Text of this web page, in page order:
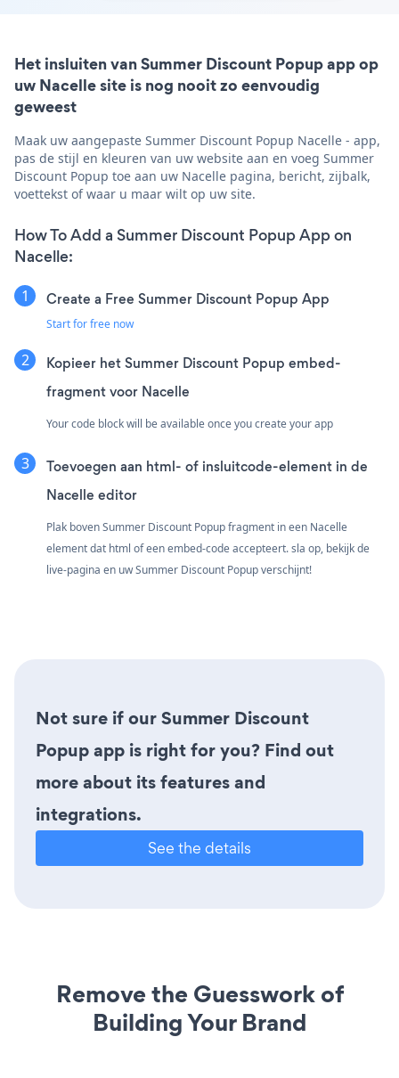
Het insluiten van Summer Discount Popup app op
uw Nacelle site is nog nooit zo eenvoudig
geweest
Maak uw aangepaste Summer Discount Popup Nacelle - app,
pas de stijl en kleuren van uw website aan en voeg Summer
Discount Popup toe aan uw Nacelle pagina, bericht, zijbalk,
voettekst of waar u maar wilt op uw site.
How To Add a Summer Discount Popup App on
Nacelle:
Create a Free Summer Discount Popup App
Start for free now
Kopieer het Summer Discount Popup embed-
fragment voor Nacelle
Your code block will be available once you create your app
Toevoegen aan html- of insluitcode-element in de
Nacelle editor
Plak boven Summer Discount Popup fragment in een Nacelle
element dat html of een embed-code accepteert. sla op, bekijk de
live-pagina en uw Summer Discount Popup verschijnt!
Not sure if our Summer Discount
Popup app is right for you? Find out
more about its features and
integrations.
See the details
Remove the Guesswork of
Building Your Brand